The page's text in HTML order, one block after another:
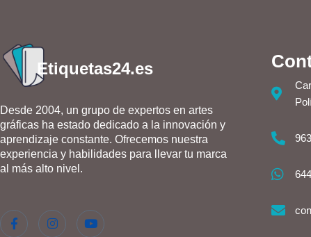
Etiquetas24.es
Desde 2004, un grupo de expertos en artes
gráficas ha estado dedicado a la innovación y
aprendizaje constante. Ofrecemos nuestra
experiencia y habilidades para llevar tu marca
al más alto nivel.